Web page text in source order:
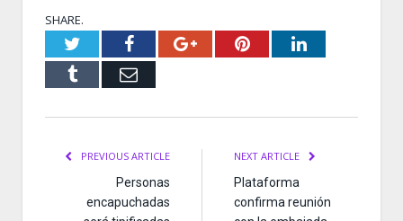
SHARE.
TwitterFacebookGoogle+PinterestLinkedIn
Tumblr Email
PREVIOUS ARTICLE
Personas
encapuchadas
NEXT ARTICLE
Plataforma
confirma reunión